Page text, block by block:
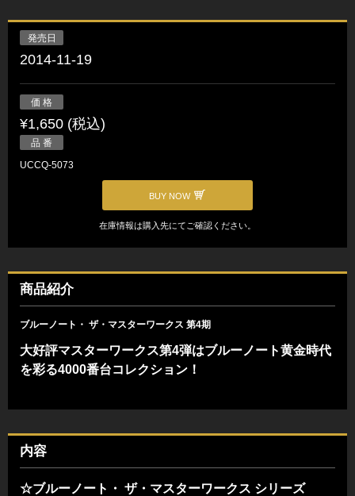
発売日
2014-11-19
価 格
¥1,650 (税込)
品 番
UCCQ-5073
BUY NOW
在庫情報は購入先にてご確認ください。
商品紹介
ブルーノート・ ザ・マスターワークス 第4期
大好評マスターワークス第4弾はブルーノート黄金時代
を彩る4000番台コレクション！
内容
☆ブルーノート・ ザ・マスターワークス シリーズ